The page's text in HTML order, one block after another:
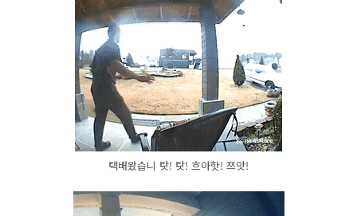
택배왔습니 탓! 탓! 흐아핫! 쯔앗!